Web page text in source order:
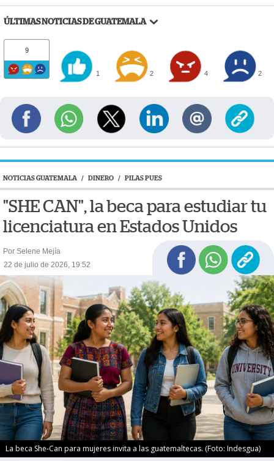
ÚLTIMAS NOTICIAS DE GUATEMALA
9
1 2 4 2
NOTICIAS GUATEMALA / DINERO / PILAS PUES
"SHE CAN", la beca para estudiar tu
licenciatura en Estados Unidos
Por Selene Mejía
22 de julio de 2026, 19:52
La beca She-Can para mujeres invita a las guatemaltecas. (Foto: Indesgua)